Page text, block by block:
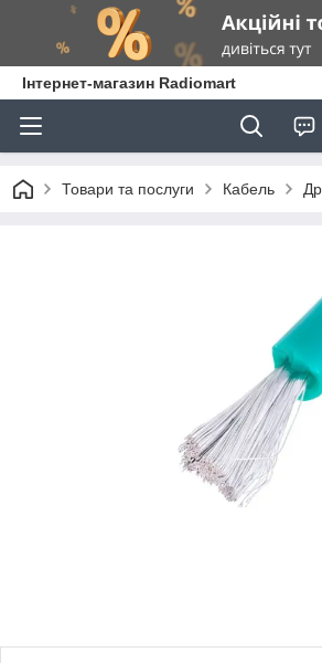
Інтернет-магазин Radiomart
Товари та послуги Кабель